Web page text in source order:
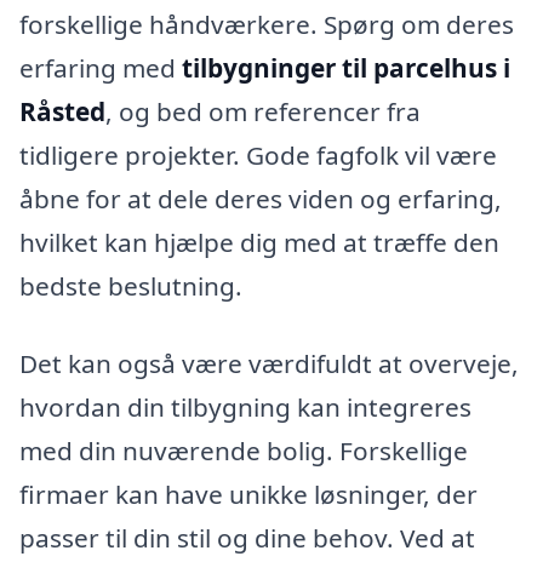
forskellige håndværkere. Spørg om deres
erfaring med tilbygninger til parcelhus i
Råsted, og bed om referencer fra
tidligere projekter. Gode fagfolk vil være
åbne for at dele deres viden og erfaring,
hvilket kan hjælpe dig med at træffe den
bedste beslutning.
Det kan også være værdifuldt at overveje,
hvordan din tilbygning kan integreres
med din nuværende bolig. Forskellige
firmaer kan have unikke løsninger, der
passer til din stil og dine behov. Ved at